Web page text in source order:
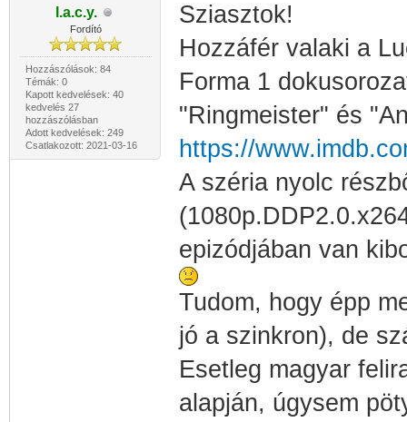
l.a.c.y.
Fordító
Hozzászólások: 84
Témák: 0
Kapott kedvelések: 40
kedvelés 27
hozzászólásban
Adott kedvelések: 249
Csatlakozott: 2021-03-16
Sziasztok!
Hozzáfér valaki a
Forma 1
"Ringmeister" és
https://
A széria nyolc
epizódjában van
Tudom, hogy épp
jó a szinkron), de
Esetleg magyar
alapján, úgysem